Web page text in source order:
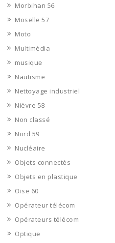
Morbihan 56
Moselle 57
Moto
Multimédia
musique
Nautisme
Nettoyage industriel
Nièvre 58
Non classé
Nord 59
Nucléaire
Objets connectés
Objets en plastique
Oise 60
Opérateur télécom
Opérateurs télécom
Optique